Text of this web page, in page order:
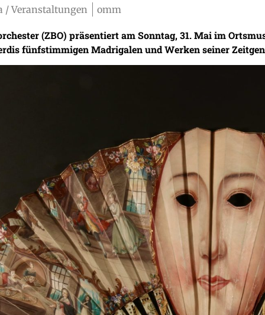
/ Veranstaltungen omm
(ZBO) präsentiert am Sonntag, 31. Mai im
fünfstimmigen Madrigalen und Werken seiner